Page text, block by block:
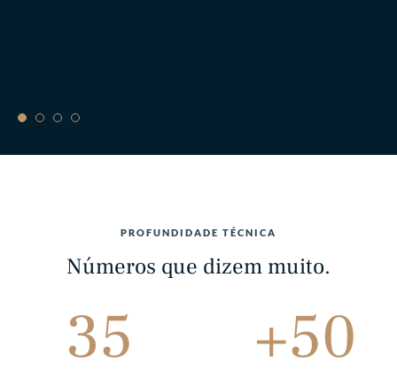
PROFUNDIDADE TÉCNICA
Números que dizem muito.
35 +50